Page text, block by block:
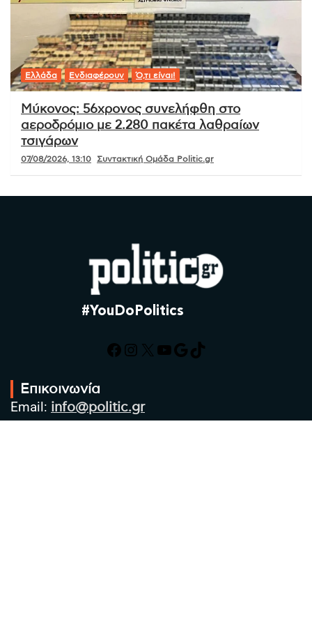
Ελλάδα Ενδιαφέρουν Ό,τι είναι!
Μύκονος: 56χρονος συνελήφθη στο
αεροδρόμιο με 2.280 πακέτα λαθραίων
τσιγάρων
07/08/2026, 13:10 Συντακτική Ομάδα Politic.gr
#YouDoPolitics
Facebook
Instagram
X YouTube
Google
TikTok
Επικοινωνία
Email: info@politic.gr
Τηλ: